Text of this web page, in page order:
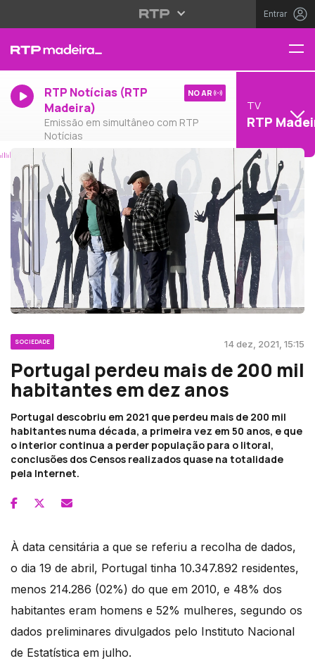
Entrar
RTP Notícias (RTP
Madeira)
Emissão em simultâneo com RTP
Notícias
NO AR
TV
RTP
SOCIEDADE 14 dez, 2021, 15:15
Portugal perdeu mais de 200 mil
habitantes em dez anos
Portugal descobriu em 2021 que perdeu mais de 200 mil
habitantes numa década, a primeira vez em 50 anos, e que
o interior continua a perder população para o litoral,
conclusões dos Censos realizados quase na totalidade
pela Internet.
À data censitária a que se referiu a recolha de dados,
o dia 19 de abril, Portugal tinha 10.347.892 residentes,
menos 214.286 (02%) do que em 2010, e 48% dos
habitantes eram homens e 52% mulheres, segundo os
dados preliminares divulgados pelo Instituto Nacional
de Estatística em julho.